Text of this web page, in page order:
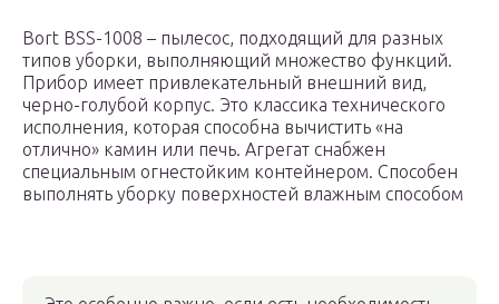
Bort BSS-1008 – пылесос, подходящий для разных
типов уборки, выполняющий множество функций.
Прибор имеет привлекательный внешний вид,
черно-голубой корпус. Это классика технического
исполнения, которая способна вычистить «на
отлично» камин или печь. Агрегат снабжен
специальным огнестойким контейнером. Способен
выполнять уборку поверхностей влажным способом